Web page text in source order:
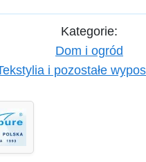
Kategorie:
Dom i ogród
i pozostałe